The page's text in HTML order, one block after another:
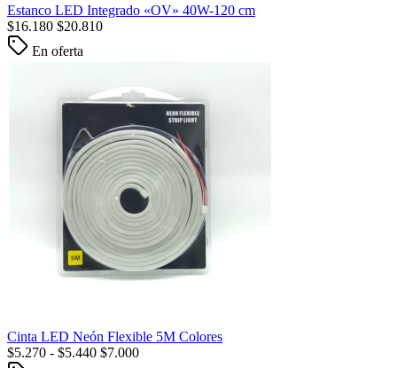
Estanco LED Integrado «OV» 40W-120 cm
$16.180 $20.810
En oferta
Cinta LED Neón Flexible 5M Colores
$5.270 - $5.440 $7.000